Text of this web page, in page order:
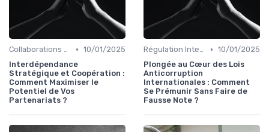
Collaborations Stratégiques • 10/01/2025
Interdépendance
Stratégique et Coopération :
Comment Maximiser le
Potentiel de Vos
Partenariats ?
Régulation Internationale • 10/01/2025
Plongée au Cœur des Lois
Anticorruption
Internationales : Comment
Se Prémunir Sans Faire de
Fausse Note ?